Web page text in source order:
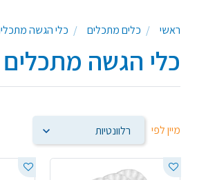
משלימים ידידותיים לסביבה המתאימים לעיצובראשי כלים מתכלים כלי הגשה
כלי הגשה מתכלים
מיין לפי